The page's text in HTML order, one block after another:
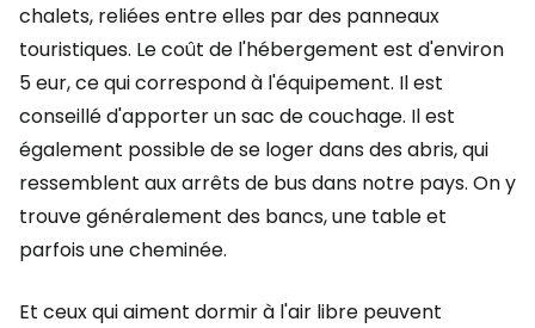
chalets, reliées entre elles par des panneaux
touristiques. Le coût de l'hébergement est d'environ
5 eur, ce qui correspond à l'équipement. Il est
conseillé d'apporter un sac de couchage. Il est
également possible de se loger dans des abris, qui
ressemblent aux arrêts de bus dans notre pays. On y
trouve généralement des bancs, une table et
parfois une cheminée.
Et ceux qui aiment dormir à l'air libre peuvent